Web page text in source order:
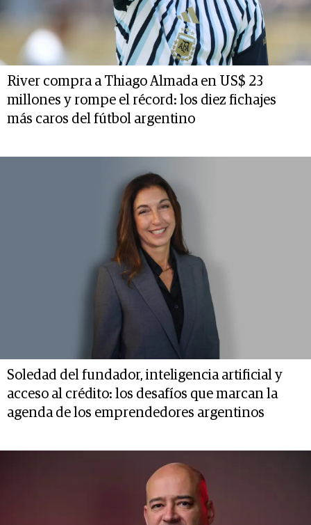
River compra a Thiago Almada en US$ 23
millones y rompe el récord: los diez fichajes
más caros del fútbol argentino
Soledad del fundador, inteligencia artificial y
acceso al crédito: los desafíos que marcan la
agenda de los emprendedores argentinos